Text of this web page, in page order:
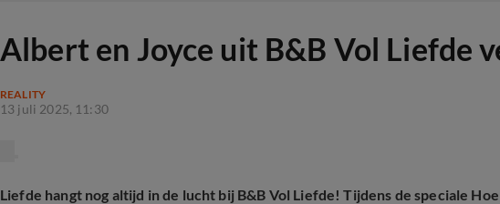
Albert en Joyce uit B&B Vol Liefde
REALITY
13 juli 2025, 11:30
Liefde hangt nog altijd in de lucht bij B&B Vol Liefde! Tijdens de speciale